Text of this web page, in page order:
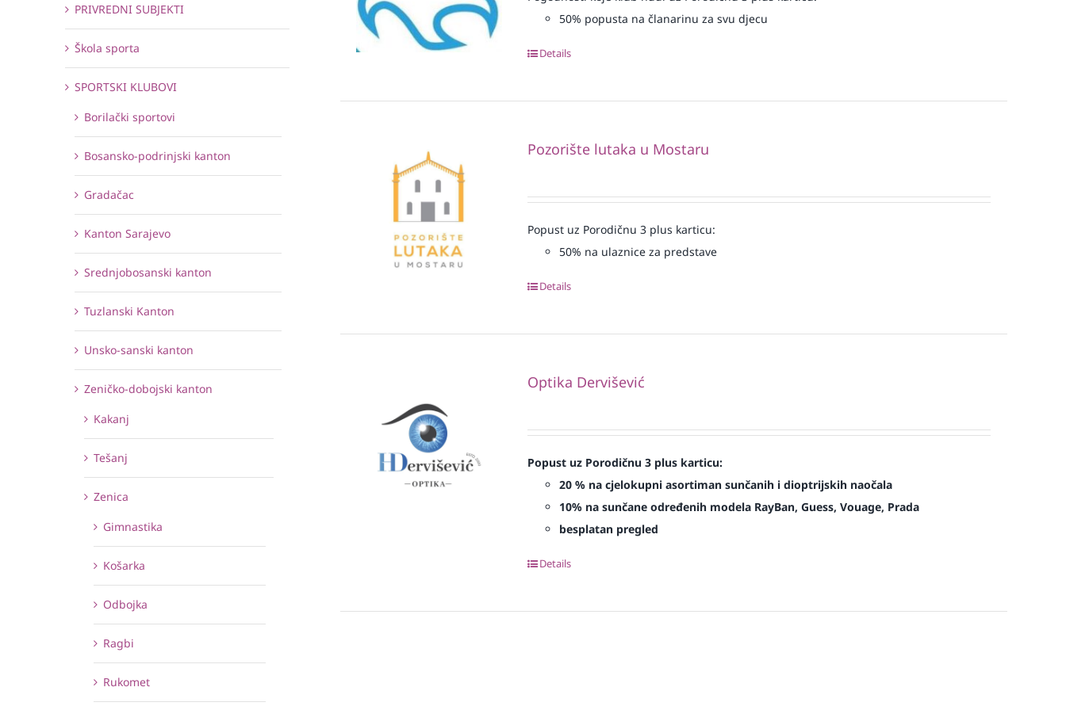
50% popusta na članarinu za svu djecu
Details
Pozorište lutaka u Mostaru
Popust uz Porodičnu 3 plus karticu:
50% na ulaznice za predstave
Details
Optika Dervišević
Popust uz Porodičnu 3 plus karticu:
20 % na cjelokupni asortiman sunčanih i dioptrijskih naočala
10% na sunčane određenih modela RayBan, Guess, Vouage, Prada
besplatan pregled
Details
PRIVREDNI SUBJEKTI
Škola sporta
SPORTSKI KLUBOVI
Borilački sportovi
Bosansko-podrinjski kanton
Gradačac
Kanton Sarajevo
Srednjobosanski kanton
Tuzlanski Kanton
Unsko-sanski kanton
Zeničko-dobojski kanton
Kakanj
Tešanj
Zenica
Gimnastika
Košarka
Odbojka
Ragbi
Rukomet